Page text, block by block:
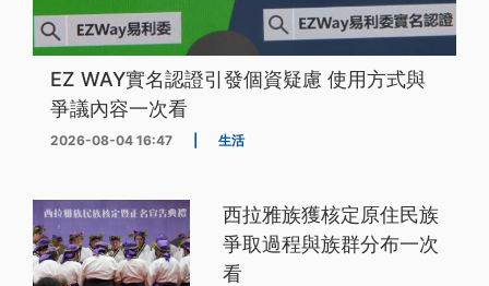
EZ WAY實名認證引發個資疑慮 使用方式與
爭議內容一次看
2026-08-04 16:47 生活
西拉雅族獲核定原住民族
爭取過程與族群分布一次
看